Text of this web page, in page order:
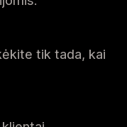
tik tada, kai